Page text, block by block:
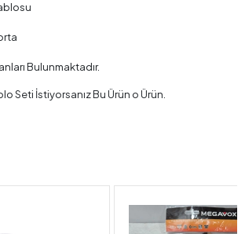
Bulunmaktadır.
Seti İstiyorsanız Bu Ürün o Ürün.